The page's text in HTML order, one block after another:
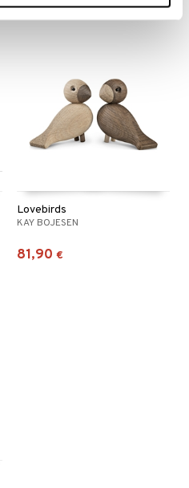
Lovebirds
KAY BOJESEN
81,90 €